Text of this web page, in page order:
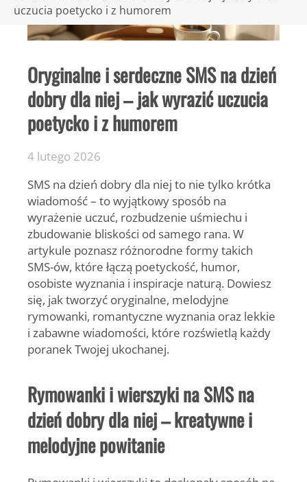
uczucia poetycko i z humorem
Oryginalne i serdeczne SMS na dzień
dobry dla niej – jak wyrazić uczucia
poetycko i z humorem
4 lutego 2026
SMS na dzień dobry dla niej to nie tylko krótka
wiadomość – to wyjątkowy sposób na
wyrażenie uczuć, rozbudzenie uśmiechu i
zbudowanie bliskości od samego rana. W
artykule poznasz różnorodne formy takich
SMS-ów, które łączą poetyckość, humor,
osobiste wyznania i inspiracje naturą. Dowiesz
się, jak tworzyć oryginalne, melodyjne
rymowanki, romantyczne wyznania oraz lekkie
i zabawne wiadomości, które rozświetlą każdy
poranek Twojej ukochanej.
Rymowanki i wierszyki na SMS na
dzień dobry dla niej – kreatywne i
melodyjne powitanie